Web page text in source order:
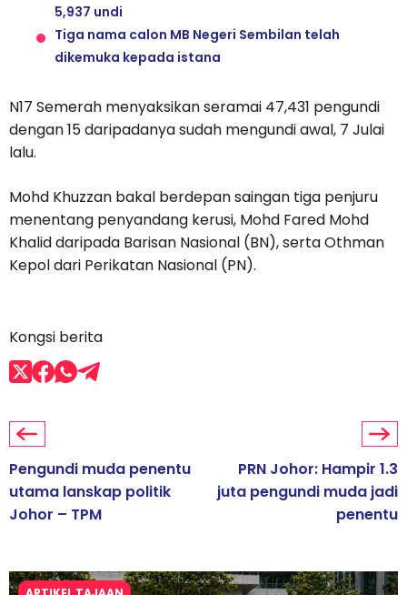
5,937 undi
Tiga nama calon MB Negeri Sembilan telah
dikemuka kepada istana
N17 Semerah menyaksikan seramai 47,431 pengundi
dengan 15 daripadanya sudah mengundi awal, 7 Julai
lalu.
Mohd Khuzzan bakal berdepan saingan tiga penjuru
menentang penyandang kerusi, Mohd Fared Mohd
Khalid daripada Barisan Nasional (BN), serta Othman
Kepol dari Perikatan Nasional (PN).
Kongsi berita
Pengundi muda penentu
utama lanskap politik
Johor – TPM
PRN Johor: Hampir 1.3
juta pengundi muda jadi
penentu